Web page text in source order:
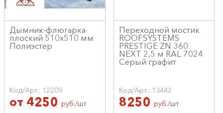
Дымник-флюгарка
плоский 510х510 мм
Полиэстер
Код/Арт.: 12209
от 4250 руб./шт
Переходной мостик
ROOFSYSTEMS
PRESTIGE ZN 360
NEXT 2,5 м RAL 7024
Серый графит
Код/Арт.: 13442
8250 руб./шт